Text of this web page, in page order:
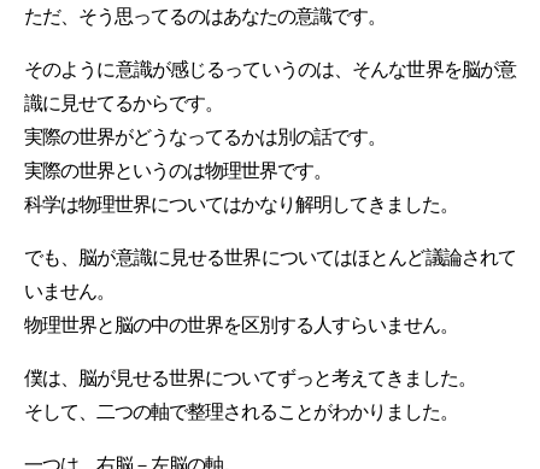
ただ、そう思ってるのはあなたの意識です。
そのように意識が感じるっていうのは、そんな世界を脳が意
識に見せてるからです。
実際の世界がどうなってるかは別の話です。
実際の世界というのは物理世界です。
科学は物理世界についてはかなり解明してきました。
でも、脳が意識に見せる世界についてはほとんど議論されて
いません。
物理世界と脳の中の世界を区別する人すらいません。
僕は、脳が見せる世界についてずっと考えてきました。
そして、二つの軸で整理されることがわかりました。